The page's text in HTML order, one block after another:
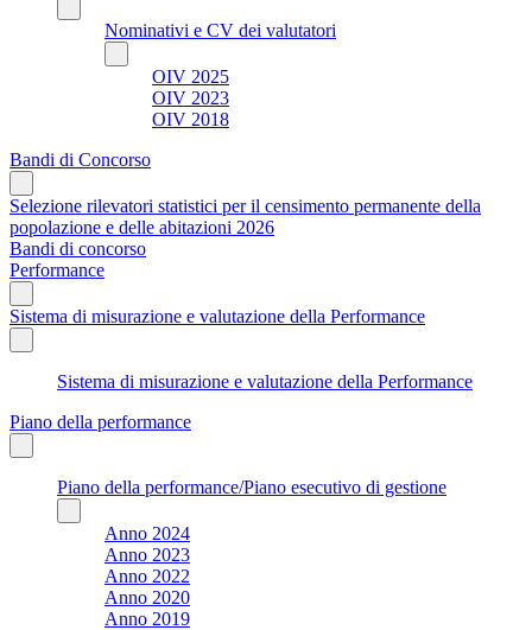
Nominativi e CV dei valutatori
OIV 2025
OIV 2023
OIV 2018
Bandi di Concorso
Selezione rilevatori statistici per il censimento permanente della
popolazione e delle abitazioni 2026
Bandi di concorso
Performance
Sistema di misurazione e valutazione della Performance
Sistema di misurazione e valutazione della Performance
Piano della performance
Piano della performance/Piano esecutivo di gestione
Anno 2024
Anno 2023
Anno 2022
Anno 2020
Anno 2019